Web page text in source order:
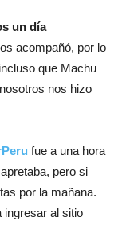
un día
acompañó, por lo
que Machu
nos hizo
fue a una hora
pero si
por la mañana.
ingresar al sitio